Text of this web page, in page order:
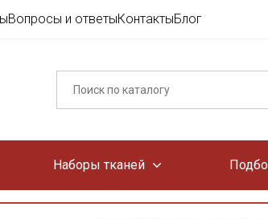
Вопросы и ответыКонтактыБлог
Наборы тканей